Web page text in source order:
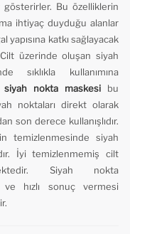
Bu özelliklerin
ihtiyaç duyduğu alanlar
yapısına katkı sağlayacak
üzerinde oluşan siyah
sıklıkla kullanımına
siyah nokta maskesi bu
noktaları direkt olarak
son derece kullanışlıdır.
temizlenmesinde siyah
İyi temizlenmemiş cilt
Siyah nokta
ve hızlı sonuç vermesi